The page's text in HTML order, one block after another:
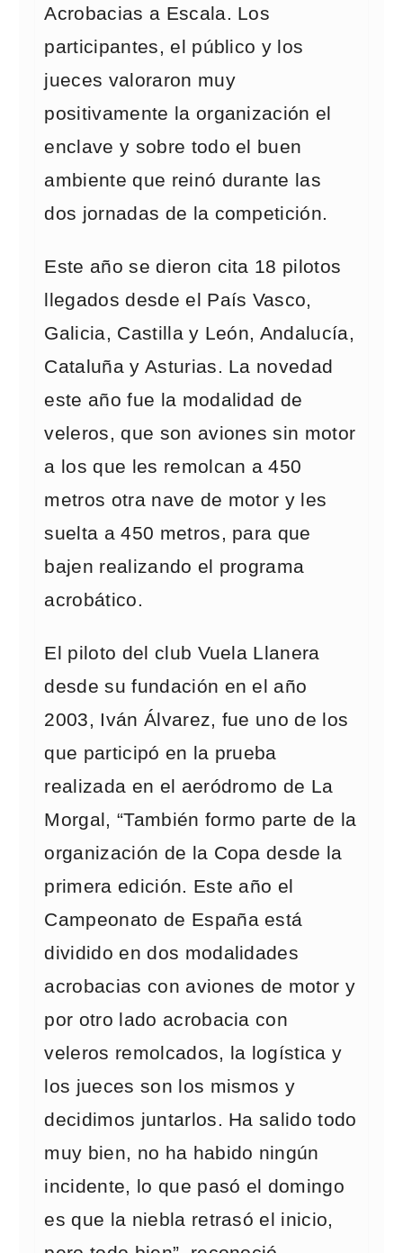
Acrobacias a Escala. Los
participantes, el público y los
jueces valoraron muy
positivamente la organización el
enclave y sobre todo el buen
ambiente que reinó durante las
dos jornadas de la competición.
Este año se dieron cita 18 pilotos
llegados desde el País Vasco,
Galicia, Castilla y León, Andalucía,
Cataluña y Asturias. La novedad
este año fue la modalidad de
veleros, que son aviones sin motor
a los que les remolcan a 450
metros otra nave de motor y les
suelta a 450 metros, para que
bajen realizando el programa
acrobático.
El piloto del club Vuela Llanera
desde su fundación en el año
2003, Iván Álvarez, fue uno de los
que participó en la prueba
realizada en el aeródromo de La
Morgal, “También formo parte de la
organización de la Copa desde la
primera edición. Este año el
Campeonato de España está
dividido en dos modalidades
acrobacias con aviones de motor y
por otro lado acrobacia con
veleros remolcados, la logística y
los jueces son los mismos y
decidimos juntarlos. Ha salido todo
muy bien, no ha habido ningún
incidente, lo que pasó el domingo
es que la niebla retrasó el inicio,